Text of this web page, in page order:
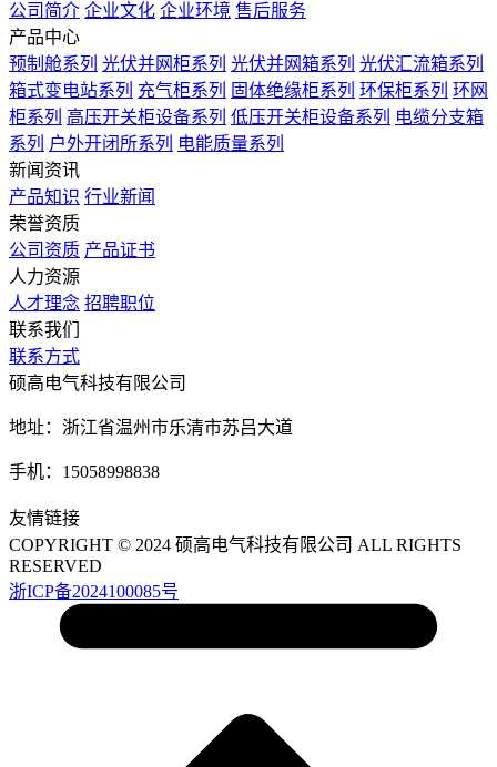
公司简介 企业文化 企业环境 售后服务
产品中心
预制舱系列 光伏并网柜系列 光伏并网箱系列 光伏汇流箱系列
箱式变电站系列 充气柜系列 固体绝缘柜系列 环保柜系列 环网
柜系列 高压开关柜设备系列 低压开关柜设备系列 电缆分支箱
系列 户外开闭所系列 电能质量系列
新闻资讯
产品知识 行业新闻
荣誉资质
公司资质 产品证书
人力资源
人才理念 招聘职位
联系我们
联系方式
硕高电气科技有限公司
地址：浙江省温州市乐清市苏吕大道
手机：15058998838
友情链接
COPYRIGHT © 2024 硕高电气科技有限公司 ALL RIGHTS
RESERVED
浙ICP备2024100085号